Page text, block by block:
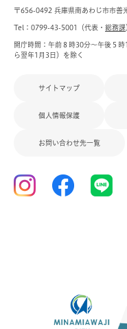
〒656-0492 兵庫県南あわじ市市善
Tel：0799-43-5001（代表・ 総務課
開庁時間：午前８時30分～午後５
ら翌年1月3日）を除く
サイトマップ
個人情報保護
お問い合わせ先一覧